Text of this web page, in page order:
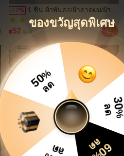
ของขวัญสุดพิเศษ
ลด
%ลด
50 %
ลด
30
%
-12%
1 ชิ้น ผ้าพันคอ/ผ้าคาดผม/ผ้า
พันคอพิมพ์ลาย Paisley สุด
คลาสสิกสำหรับผู้หญิง, ผ้าพัน
คอ/ผ้าคาดผม/เครื่องประดับผม
อเนกประสงค์สำหรับสวมใส่ใน
ชีวิตประจำวัน, ของใช้จำเป็น
สำหรับการเดินทาง, ผ้าเช็ดตัว
(1000+)
400+ ขายแล้ว
(1000+)
฿52 ฿59